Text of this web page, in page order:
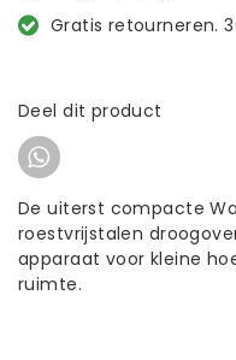
Gratis retourneren.
Deel dit product
De uiterst compacte
roestvrijstalen
apparaat voor kleine
ruimte.